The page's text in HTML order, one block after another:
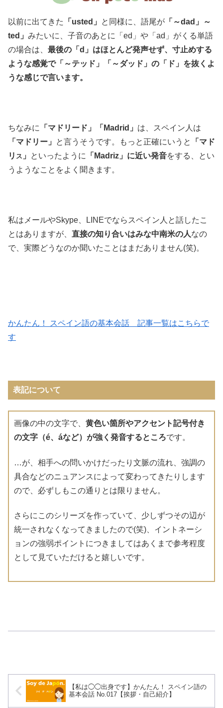
以前に出てきた 「usted」 と同様に、語尾が 「～dad」～
ted」 みたいに、子音のあとに「ed」や「ad」がくる単語
の場合は、 最後の「d」はほとんど発声せず、寸止めする
ような感覚で「～テッド」「～ダッド」の「ド」を抜くよ
うな感じで言います。
ちなみに 「マドリード」 「Madrid」 は、スペイン人は
「マドリー」
と言うそうです。もっと正確にいうと
「マド
リ ス 」 といったように 「Madriz」に近い発音をする、とい
うようなことをよく聞きます。
私はメールやSkype、LINEでならスペイン人と話したこ
とはありますが、 直接の知り合いはみな中南米の人なの
で、実際どうなのか聞いたことはまだありません(笑)。
かんたん！ スペイン語の基本会話 記事一覧はこちらで
す
表記について
画像の中の文字で、 黄色い箇所やアクセント記号付き
の文字（é、áなど）が強く発音するところです。
…が、相手への問いかけだったり文脈の流れ、強調の
具合などのニュアンスによって変わってきたりします
ので、必ずしもこの通りとは限りません。
さらにこのシリーズを作っていて、少しずつその辺が
統一されなくなってきましたので(笑)、イントネーシ
ョンの強弱ポイントにつきましてはあくまで参考程度
として見ていただけると嬉しいです。
【私は◯◯出身です】かんたん！ スペイン語の
基本会話 No.017【挨拶・自己紹介】